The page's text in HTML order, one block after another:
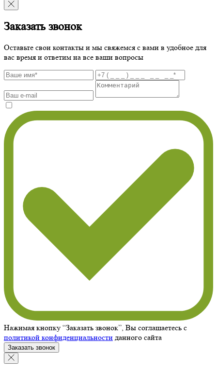
Заказать звонок
Оставьте свои контакты и мы свяжемся с вами в удобное для
вас время и ответим на все ваши вопросы
Нажимая кнопку “Заказать звонок”, Вы соглашаетесь с
политикой конфиденциальности данного сайта
Заказать звонок